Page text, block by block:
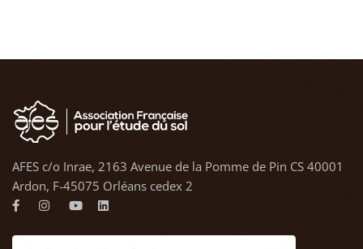
AFES c/o Inrae, 2163 Avenue de la Pomme de Pin CS 40001
Ardon, F-45075 Orléans cedex 2